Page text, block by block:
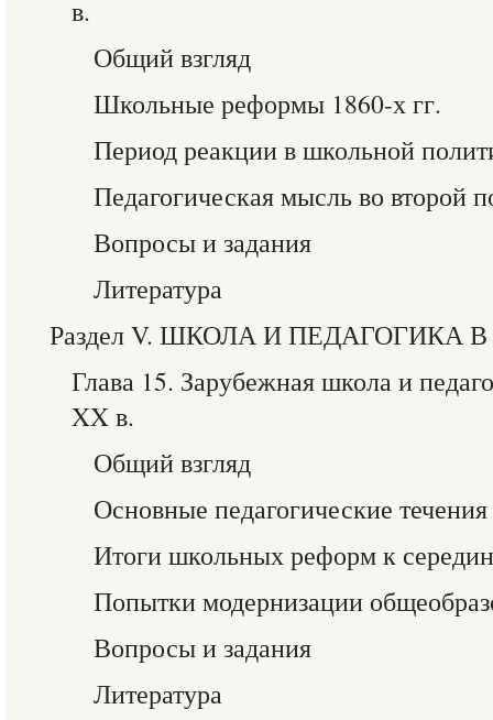
в.
Общий взгляд
Школьные реформы 1860-х гг.
Период реакции в школьной
Педагогическая мысль во второй
Вопросы и задания
Литература
Раздел V. ШКОЛА И ПЕДАГОГИКА
Глава 15. Зарубежная школа и
XX в.
Общий взгляд
Основные педагогические течения
Итоги школьных реформ к
Попытки модернизации
Вопросы и задания
Литература